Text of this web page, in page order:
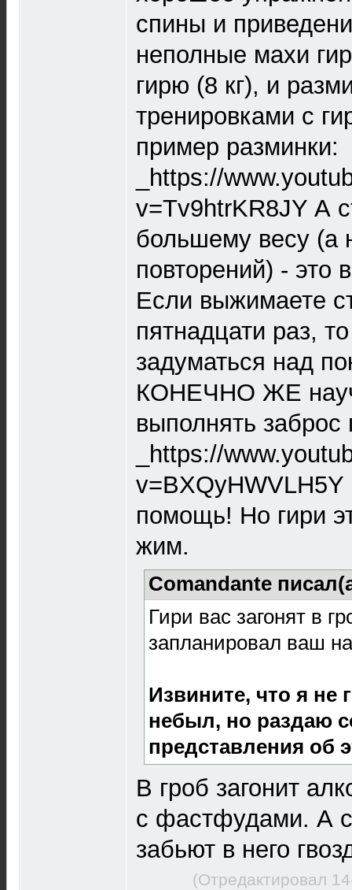
спины и
неполные махи
гирю (8 кг), и
тренировками с
пример разминки:
_https://
v=Tv9htrKR8JY А
большему весу (а
повторений) - это
Если выжимаете
пятнадцати раз,
задуматься над
КОНЕЧНО ЖЕ
выполнять заброс
_https://
помощь! Но гири
жим.
Comandante
Гири вас загонят в
запланировал ваш
Извините, что я не
небыл, но раздаю
представления об
В гроб загонит
с фастфудами. А
забьют в него
(Отредактировал